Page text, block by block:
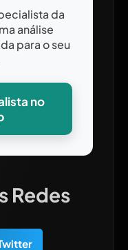
da
análise
para o seu
no
Redes